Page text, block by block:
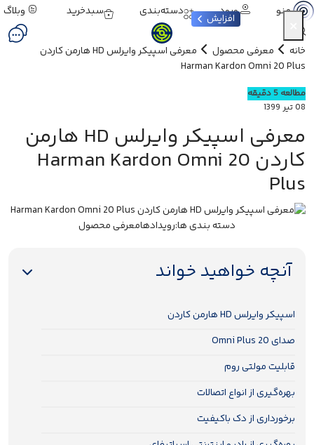
منو ورود دسته‌بندی سبدخرید وبلاگ
خانه معرفی محصول
معرفی اسپیکر وایرلس HD هارمن کاردن
Harman Kardon Omni 20 Plus
مطالعه 5 دقیقه
08 تیر 1399
معرفی اسپیکر وایرلس HD هارمن
کاردن Harman Kardon Omni 20
Plus
دسته بندی ها:رویدادهامعرفی محصول
آنچه خواهید خواند
اسپیکر وایرلس HD هارمن کاردن
صدای Omni Plus 20
قابلیت مولتی روم
بهره‌گیری از انواع اتصالات
برخورداری از دک باکیفیت
افزایش